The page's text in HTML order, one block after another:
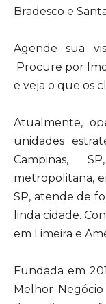
Bradesco e
Agende sua
Procure por
e veja o que os
Atualmente,
unidades
Campinas,
metropolitana,
SP, atende de
linda cidade.
em Limeira e
Fundada em
Melhor